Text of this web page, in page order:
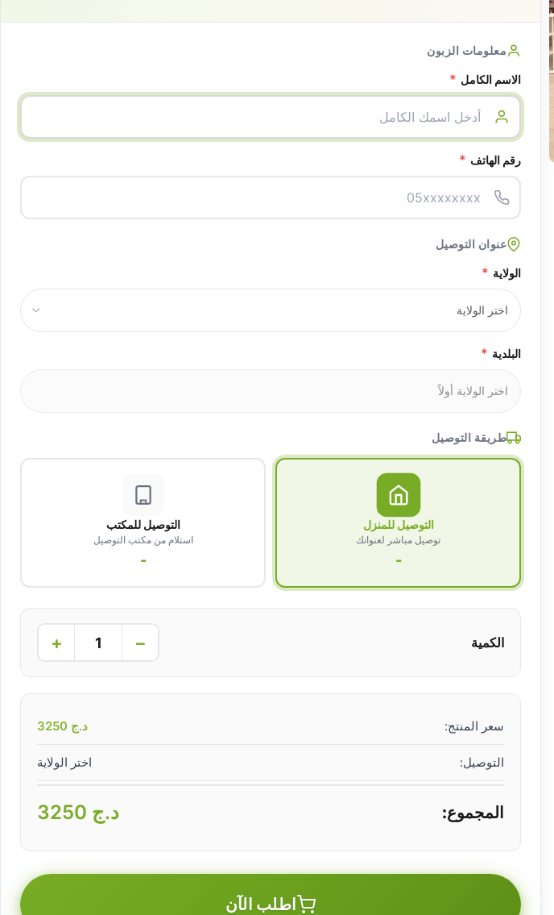
معلومات الزبون
الاسم الكامل *
رقم الهاتف *
عنوان التوصيل
الولاية *
البلدية *
طريقة التوصيل
التوصيل للمنزل
توصيل مباشر لعنوانك
-
التوصيل للمكتب
استلام من مكتب التوصيل
-
الكمية −
+
سعر المنتج: د.ج
التوصيل: اختر الولاية
المجموع: د.ج
اطلب الآن